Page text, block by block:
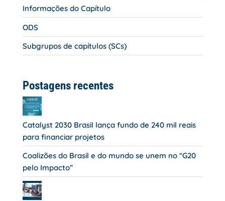
Informações do Capítulo
ODS
Subgrupos de capítulos (SCs)
Postagens recentes
Catalyst 2030 Brasil lança fundo de 240 mil reais
para financiar projetos
Coalizões do Brasil e do mundo se unem no “G20
pelo Impacto”